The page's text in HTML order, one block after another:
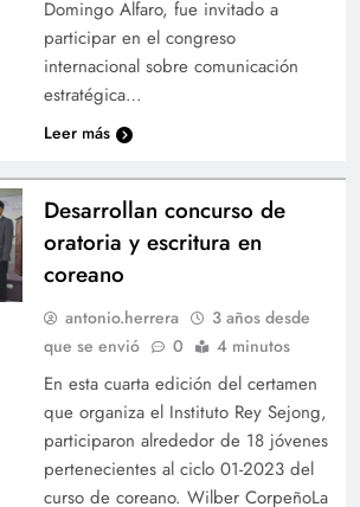
Domingo Alfaro, fue invitado a
participar en el congreso
internacional sobre comunicación
estratégica…
Leer más
Desarrollan concurso de
oratoria y escritura en
coreano
antonio.herrera
3 años desde
que se envió
0 4 minutos
En esta cuarta edición del certamen
que organiza el Instituto Rey Sejong,
participaron alrededor de 18 jóvenes
pertenecientes al ciclo 01-2023 del
curso de coreano. Wilber CorpeñoLa